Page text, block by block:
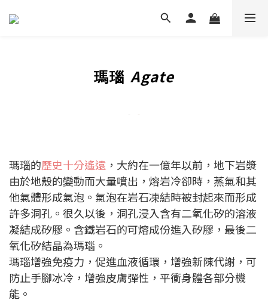
瑪瑙 Agate
瑪瑙的歷史十分遙遠 ，大約在一億年以前，地下岩漿
由於地殼的變動而大量噴出，熔岩冷卻時，蒸氣和其
他氣體形成氣泡。氣泡在岩石凍結時被封起來而形成
許多洞孔。很久以後，洞孔浸入含有二氧化矽的溶液
凝結成矽膠。含鐵岩石的可熔成份進入矽膠，最後二
氧化矽結晶為瑪瑙。
瑪瑙增強免疫力，促進血液循環，增強新陳代謝，可
防止手腳冰冷，增強皮膚彈性，平衝身體各部分機
能。